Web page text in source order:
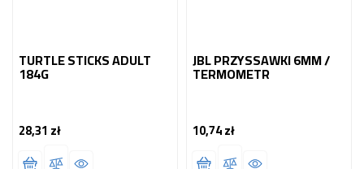
TURTLE STICKS ADULT
184G
28,31 złCena
JBL PRZYSSAWKI 6MM /
TERMOMETR
10,74 złCena